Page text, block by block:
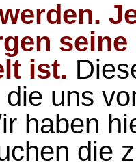
ist.
uns
haben
die